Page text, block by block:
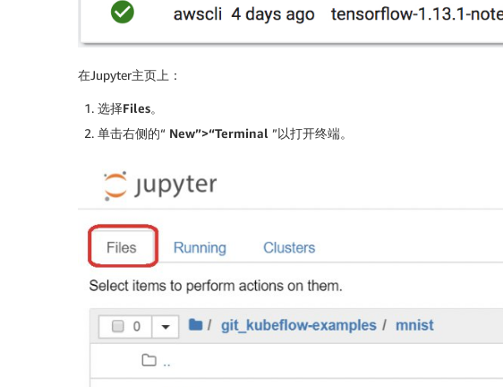
在Jupyter主页上：
选择Files。
单击右侧的“ New”>“Terminal ”以打开终端。